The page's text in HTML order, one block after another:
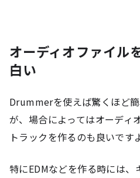
オーディオファイル
白い
Drummerを使えば驚くほど
が、場合によってはオーディ
トラックを作るのも良いです
特にEDMなどを作る時には